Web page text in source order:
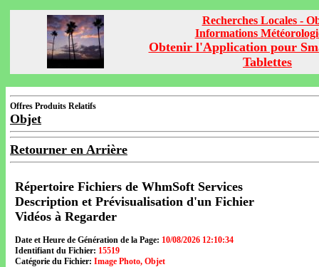
Recherches Locales -
Informations
Obtenir l'Application pour
Tablettes
Offres Produits Relatifs
Objet
Retourner en Arrière
Répertoire Fichiers de WhmSoft Services
Description et Prévisualisation d'un Fichier
Vidéos à Regarder
Date et Heure de Génération de la Page: 10/08/2026 12:10:34
Identifiant du Fichier: 15519
Catégorie du Fichier: Image Photo, Objet